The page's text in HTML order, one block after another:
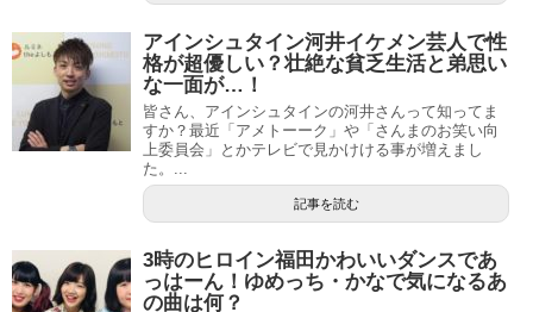
アインシュタイン河井イケメン芸人で性
格が超優しい？壮絶な貧乏生活と弟思い
な一面が…！
皆さん、アインシュタインの河井さんって知ってま
すか？最近「アメトーーク」や「さんまのお笑い向
上委員会」とかテレビで見かけける事が増えまし
た。...
記事を読む
3時のヒロイン福田かわいいダンスであ
っはーん！ゆめっち・かなで気になるあ
の曲は何？